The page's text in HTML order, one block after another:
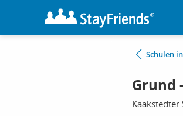
Schulen
Grund